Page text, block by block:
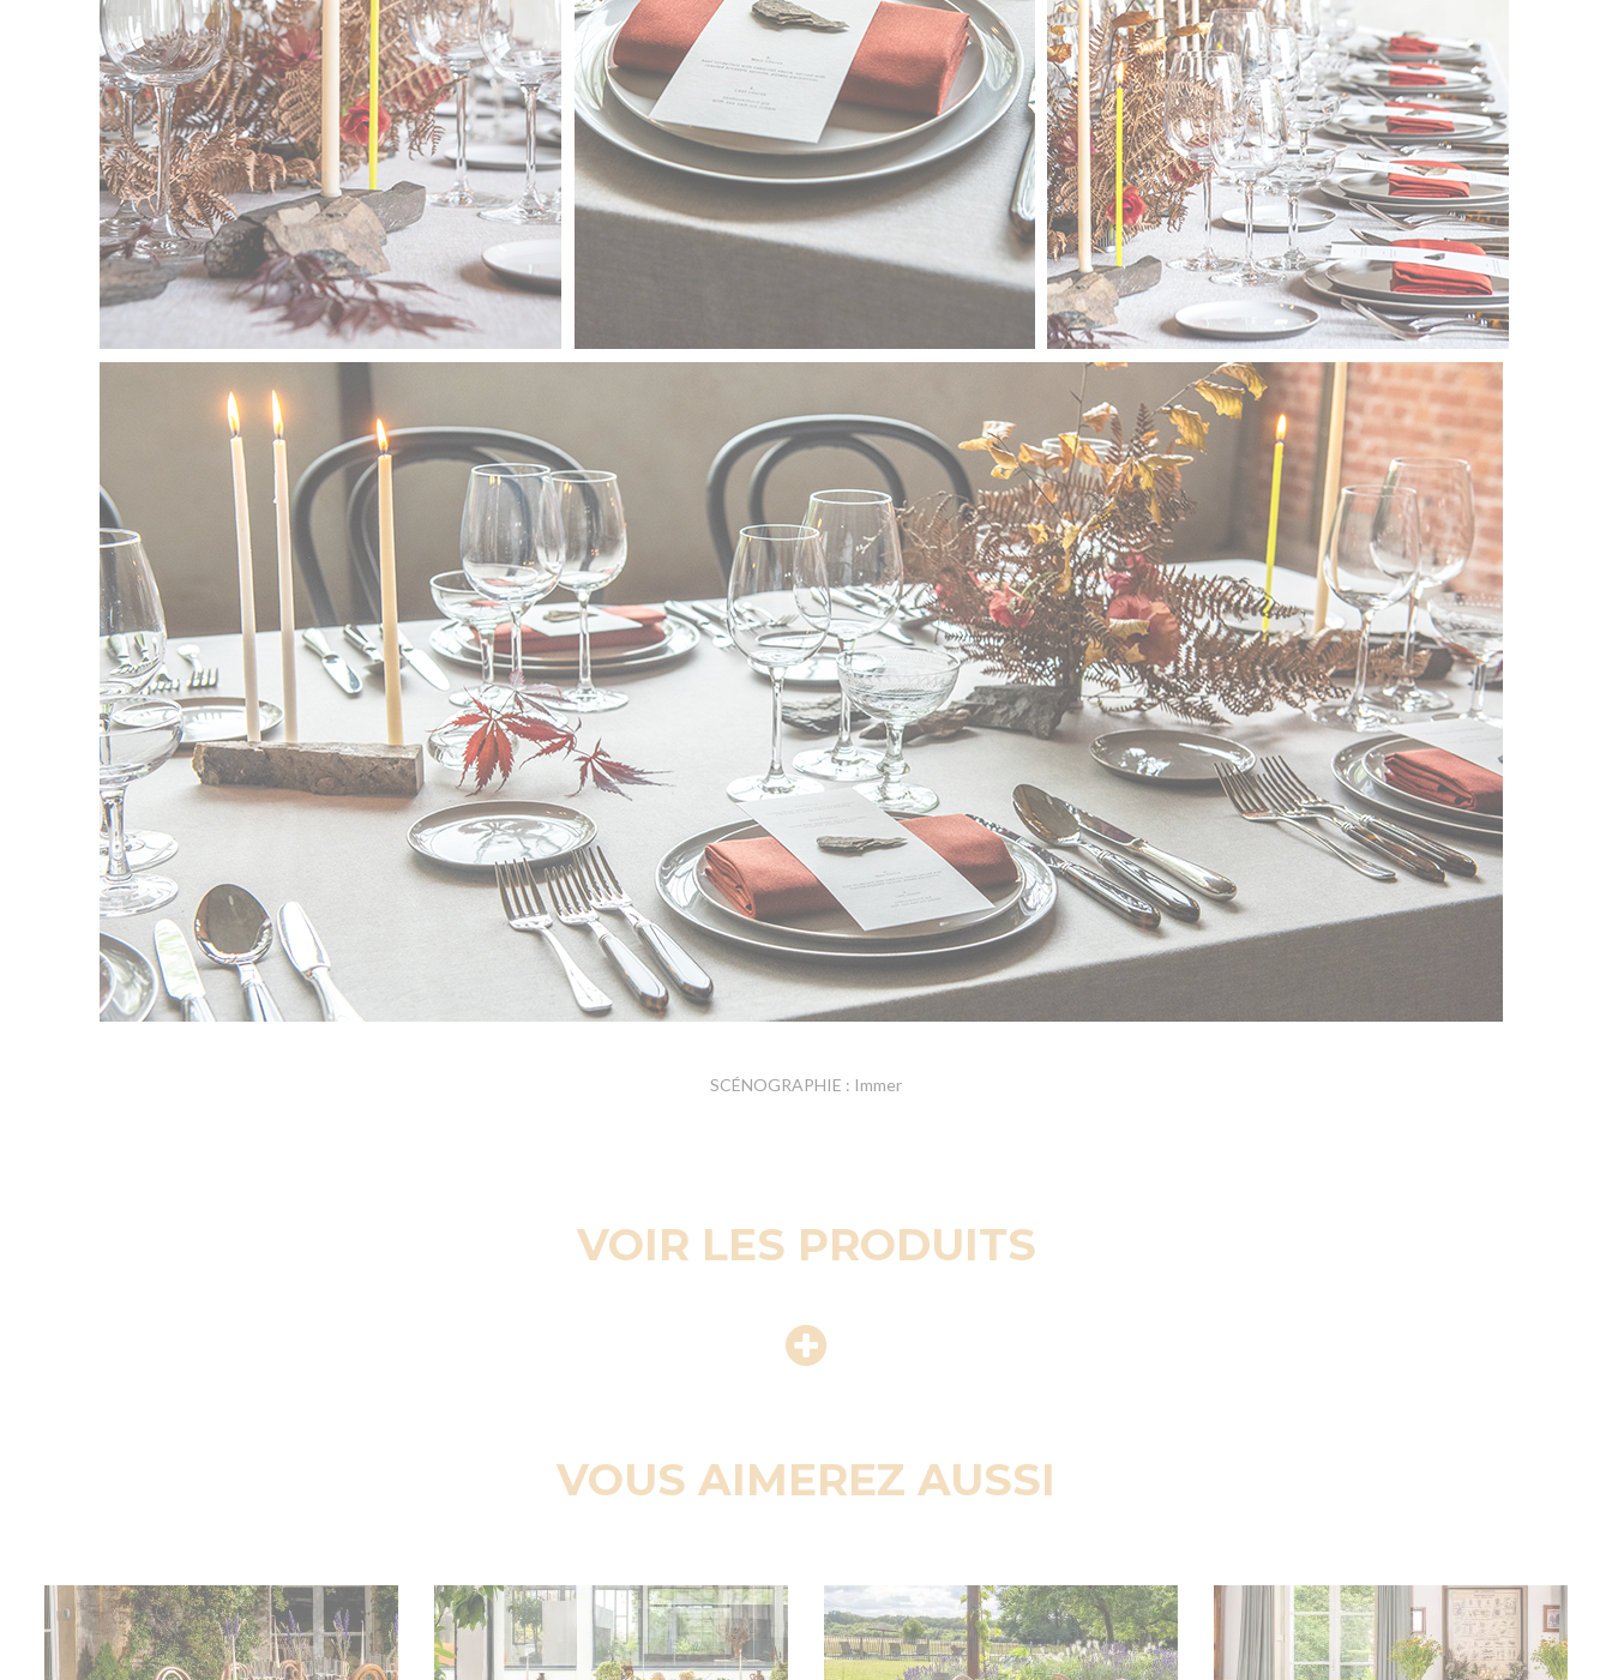
SCÉNOGRAPHIE : Immer
VOIR LES PRODUITS
VOUS AIMEREZ AUSSI